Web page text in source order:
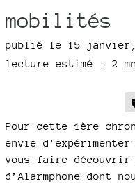
mobilités
publié le 15 janvier
lecture estimé : 2
Pour cette 1ère
envie
vous faire
d’Alarmphone dont